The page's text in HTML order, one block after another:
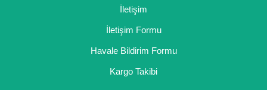
İletişim
İletişim Formu
Havale Bildirim Formu
Kargo Takibi